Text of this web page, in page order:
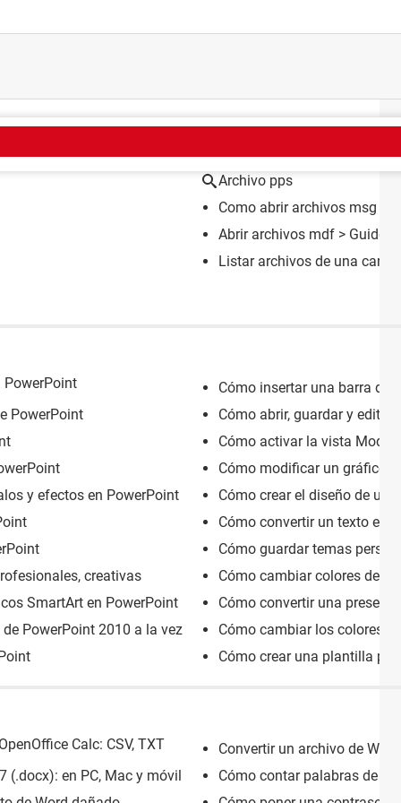
Archivo pps
Como abrir archivos msg
Abrir archivos mdf > Guide
Listar archivos de una
PowerPoint
Cómo insertar una barra de
PowerPoint
Cómo abrir, guardar y editar
Cómo activar la vista
Cómo modificar un gráfico
y efectos en PowerPoint
Cómo crear el diseño de
Cómo convertir un texto en
Cómo guardar temas
creativas
Cómo cambiar colores de
SmartArt en PowerPoint
Cómo convertir una
PowerPoint 2010 a la vez
Cómo cambiar los colores
Cómo crear una plantilla
Calc: CSV, TXT
Convertir un archivo de
(.docx): en PC, Mac y móvil
Cómo contar palabras de un